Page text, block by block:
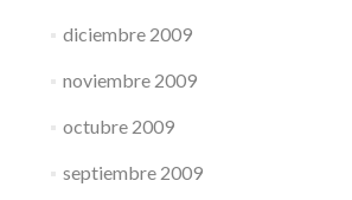
diciembre 2009
noviembre 2009
octubre 2009
septiembre 2009